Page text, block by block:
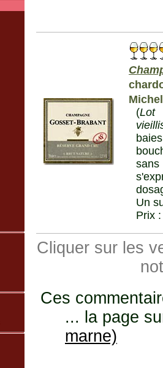
(Lot
Un
Prix
Cliquer sur les
Ces
... la page
marne)